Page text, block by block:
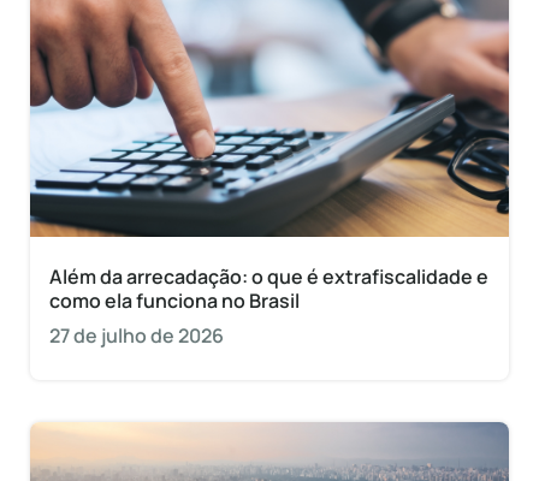
Além da arrecadação: o que é extrafiscalidade e
como ela funciona no Brasil
27 de julho de 2026